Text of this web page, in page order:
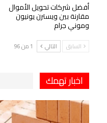
أفضل شركات تحويل الأموال
مقارنة بين ويسترن يونيون
وموني جرام
السابق التالي 1 من 96
اخبار تهمك